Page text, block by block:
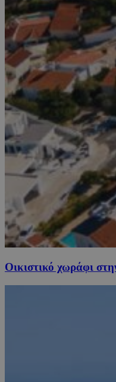
Οικιστικό χωράφι